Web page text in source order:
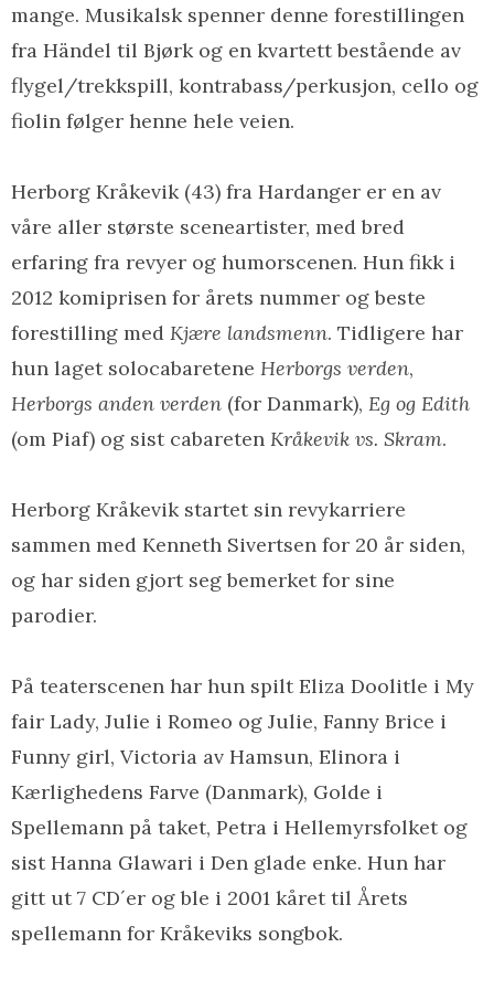
mange. Musikalsk spenner denne forestillingen
fra Händel til Bjørk og en kvartett bestående av
flygel/trekkspill, kontrabass/perkusjon, cello og
fiolin følger henne hele veien.
Herborg Kråkevik (43) fra Hardanger er en av
våre aller største sceneartister, med bred
erfaring fra revyer og humorscenen. Hun fikk i
2012 komiprisen for årets nummer og beste
forestilling med Kjære landsmenn. Tidligere har
hun laget solocabaretene Herborgs verden,
Herborgs anden verden (for Danmark), Eg og Edith
(om Piaf) og sist cabareten Kråkevik vs. Skram.
Herborg Kråkevik startet sin revykarriere
sammen med Kenneth Sivertsen for 20 år siden,
og har siden gjort seg bemerket for sine
parodier.
På teaterscenen har hun spilt Eliza Doolitle i My
fair Lady, Julie i Romeo og Julie, Fanny Brice i
Funny girl, Victoria av Hamsun, Elinora i
Kærlighedens Farve (Danmark), Golde i
Spellemann på taket, Petra i Hellemyrsfolket og
sist Hanna Glawari i Den glade enke. Hun har
gitt ut 7 CD´er og ble i 2001 kåret til Årets
spellemann for Kråkeviks songbok.